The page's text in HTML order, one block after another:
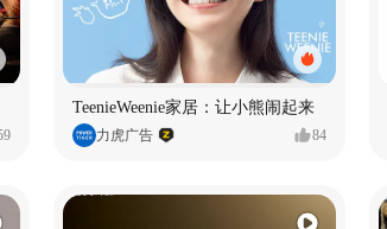
TeenieWeenie家居：让小熊闹起来
力虎广告 84